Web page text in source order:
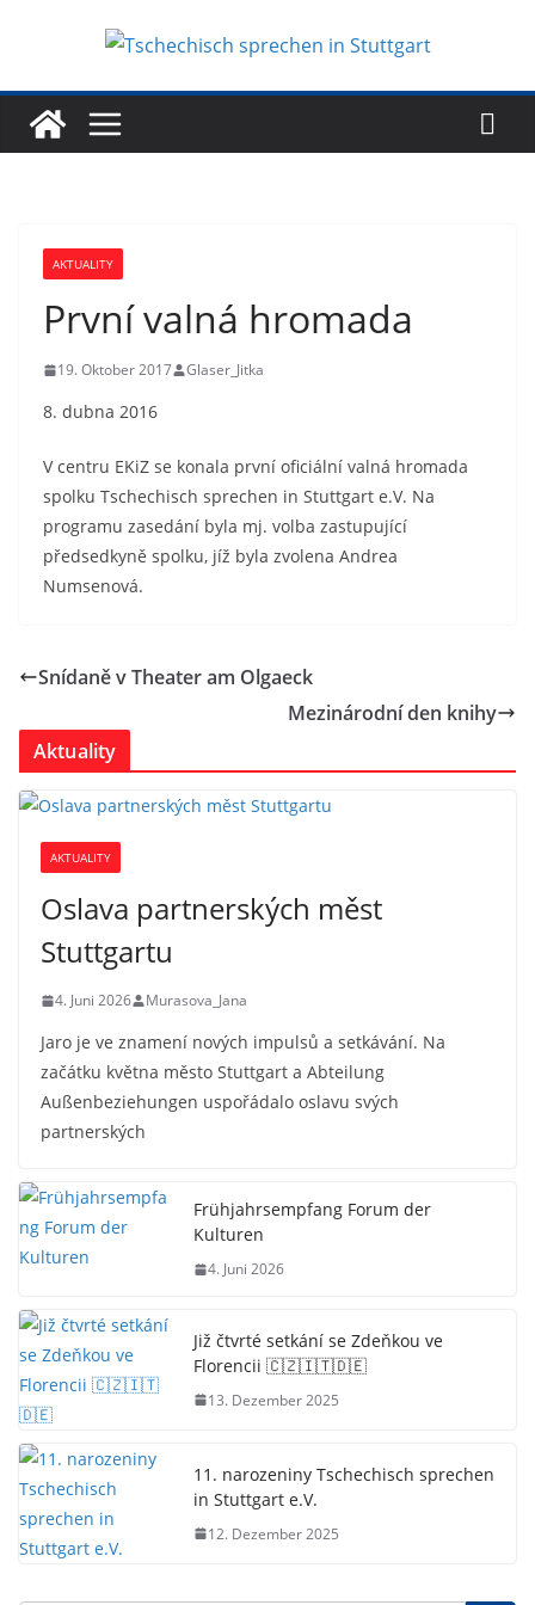
AKTUALITY
První valná hromada
19. Oktober 2017 Glaser_Jitka
8. dubna 2016
V centru EKiZ se konala první oficiální valná hromada
spolku Tschechisch sprechen in Stuttgart e.V. Na
programu zasedání byla mj. volba zastupující
předsedkyně spolku, jíž byla zvolena Andrea
Numsenová.
Snídaně v Theater am Olgaeck
Mezinárodní den knihy
Aktuality
AKTUALITY
Oslava partnerských měst
Stuttgartu
4. Juni 2026 Murasova_Jana
Jaro je ve znamení nových impulsů a setkávání. Na
začátku května město Stuttgart a Abteilung
Außenbeziehungen uspořádalo oslavu svých
partnerských
Frühjahrsempfang Forum der
Kulturen
4. Juni 2026
Již čtvrté setkání se Zdeňkou ve
Florencii 🇨🇿🇮🇹🇩🇪
13. Dezember 2025
11. narozeniny Tschechisch sprechen
in Stuttgart e.V.
12. Dezember 2025